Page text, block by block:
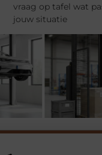
vraag op tafel wat
jouw situatie